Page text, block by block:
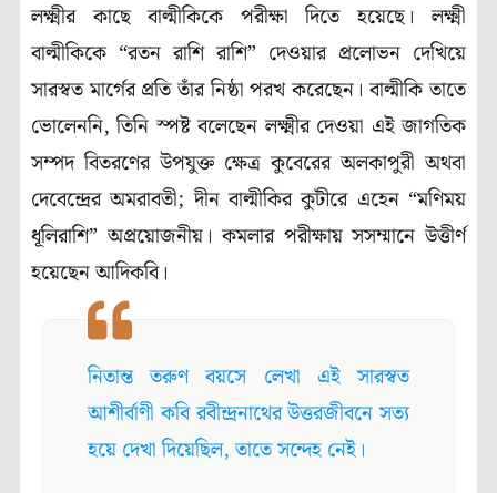
লক্ষ্মীর কাছে বাল্মীকিকে পরীক্ষা দিতে হয়েছে। লক্ষ্মী
বাল্মীকিকে “রতন রাশি রাশি” দেওয়ার প্রলোভন দেখিয়ে
সারস্বত মার্গের প্রতি তাঁর নিষ্ঠা পরখ করেছেন। বাল্মীকি তাতে
ভোলেননি, তিনি স্পষ্ট বলেছেন লক্ষ্মীর দেওয়া এই জাগতিক
সম্পদ বিতরণের উপযুক্ত ক্ষেত্র কুবেরের অলকাপুরী অথবা
দেবেন্দ্রের অমরাবতী; দীন বাল্মীকির কুটীরে এহেন “মণিময়
ধূলিরাশি” অপ্রয়োজনীয়। কমলার পরীক্ষায় সসম্মানে উত্তীর্ণ
হয়েছেন আদিকবি।
নিতান্ত তরুণ বয়সে লেখা এই সারস্বত
আশীর্বাণী কবি রবীন্দ্রনাথের উত্তরজীবনে সত্য
হয়ে দেখা দিয়েছিল, তাতে সন্দেহ নেই।